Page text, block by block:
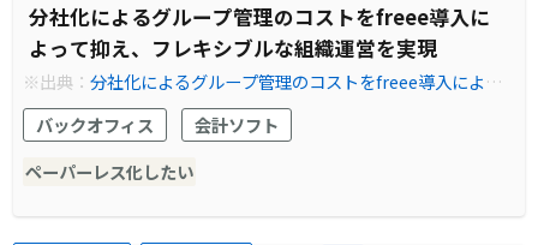
分社化によるグループ管理のコストをfreee導入に
よって抑え、フレキシブルな組織運営を実現
※出典：分社化によるグループ管理のコストをfreee導入によっ
て抑え、フレキシブルな組織運営を実現
バックオフィス
会計ソフト
ペーパーレス化したい